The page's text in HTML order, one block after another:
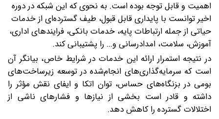
اهمیت و قابل توجه بوده است. به نحوی که این شبکه در دوره
اخیر توانست با پایداری قابل قبول، طیف گسترده‌ای از خدمات
حیاتی از جمله ارتباطات پایه، خدمات بانکی، فرایندهای اداری،
آموزش، سلامت، امدادرسانی و... را پشتیبانی کند.
در نتیجه استمرار ارائه این خدمات در شرایط خاص، بیانگر آن
است که سرمایه‌گذاری‌های انجام‌شده در توسعه زیرساخت‌های
بومی در بزنگاه‌های حساس، توان اتکا و ایفای نقش مؤثر را
داشته و قادر است بخشی از نیازها و فشارهای ناشی از
اختلالات گسترده را کاهش دهد.